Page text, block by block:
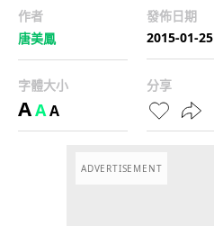
作者
唐美鳳
發佈日期
2015-01-25
字體大小
AAA
分享
ADVERTISEMENT